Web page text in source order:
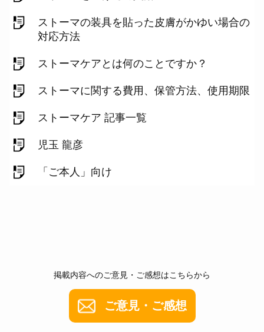
ストーマの装具を貼った皮膚がかゆい場合の
対応方法
ストーマケアとは何のことですか？
ストーマに関する費用、保管方法、使用期限
ストーマケア 記事一覧
児玉 龍彦
「ご本人」向け
掲載内容へのご意見・ご感想はこちらから
ご意見・ご感想